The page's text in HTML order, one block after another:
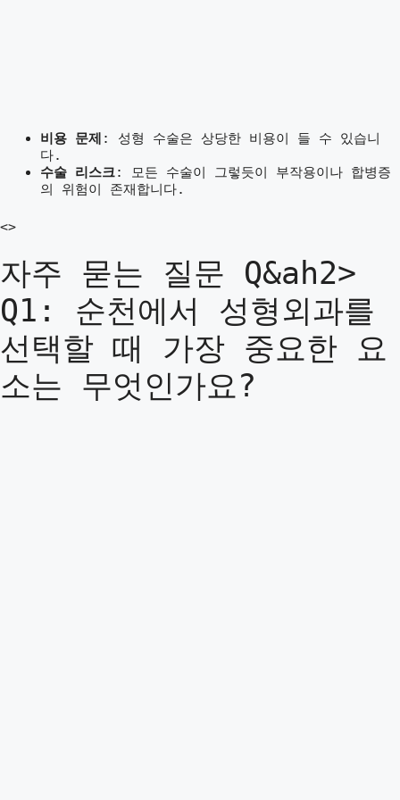
비용 문제 : 성형 수술은 상당한 비용이 들 수 있습니
다.
수술 리스크: 모든 수술이 그렇듯이 부작용이나 합병증
의 위험이 존재합니다.
<>
자주 묻는 질문 Q&ah2>
Q1: 순천에서 성형외과를
선택할 때 가장 중요한 요
소는 무엇인가요?